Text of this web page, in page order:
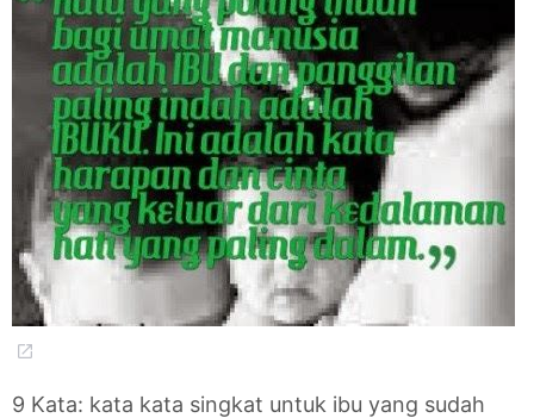
9 Kata: kata kata singkat untuk ibu yang sudah